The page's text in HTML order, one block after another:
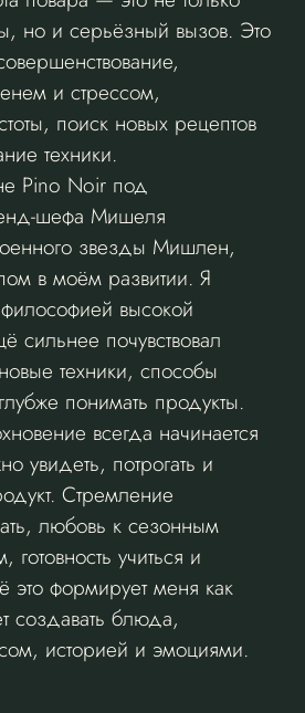
но и серьёзный вызов. Это
и стрессом,
поиск новых рецептов
техники.
Pino Noir под
шефа Мишеля
звезды Мишлен,
в моём развитии. Я
высокой
сильнее почувствовал
техники, способы
понимать продукты.
всегда начинается
увидеть, потрогать и
Стремление
любовь к сезонным
учиться и
это формирует меня как
создавать блюда,
историей и эмоциями.